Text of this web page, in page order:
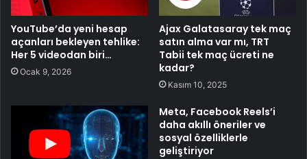
YouTube’da yeni hesap
açanları bekleyen tehlike:
Her 5 videodan biri…
Ocak 9, 2026
Ajax Galatasaray tek maç
satın alma var mı, TRT
Tabii tek maç ücreti ne
kadar?
Kasım 10, 2025
Meta, Facebook Reels’i
daha akıllı öneriler ve
sosyal özelliklerle
geliştiriyor